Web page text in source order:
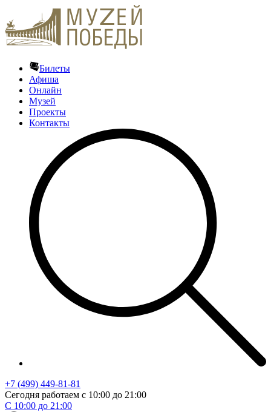
Билеты
Афиша
Онлайн
Музей
Проекты
Контакты
+7 (499) 449-81-81
Сегодня работаем с 10:00 до 21:00
С 10:00 до 21:00